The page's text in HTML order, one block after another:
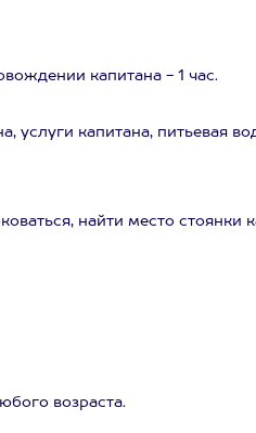
капитана - 1 час.
услуги капитана, питьевая
найти место стоянки
возраста.